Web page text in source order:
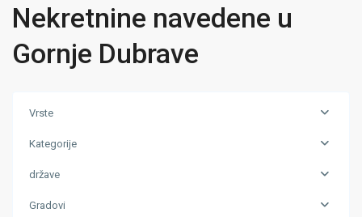
Nekretnine navedene u
Gornje Dubrave
Vrste
Kategorije
države
Gradovi